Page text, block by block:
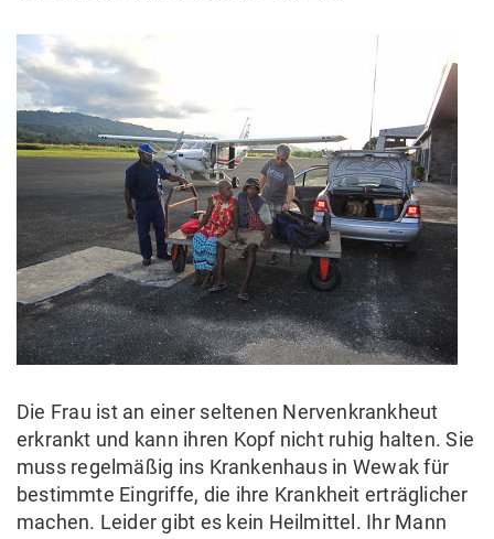
Die Frau ist an einer seltenen Nervenkrankheut
erkrankt und kann ihren Kopf nicht ruhig halten. Sie
muss regelmäßig ins Krankenhaus in Wewak für
bestimmte Eingriffe, die ihre Krankheit erträglicher
machen. Leider gibt es kein Heilmittel. Ihr Mann